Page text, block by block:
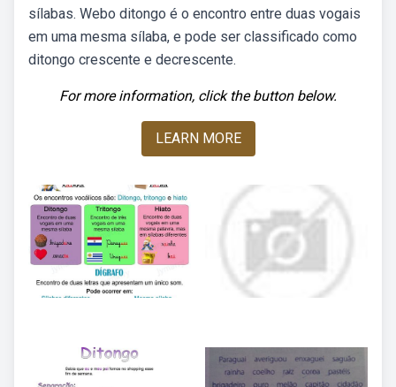
sílabas. Webo ditongo é o encontro entre duas vogais
em uma mesma sílaba, e pode ser classificado como
ditongo crescente e decrescente.
For more information, click the button below.
LEARN MORE